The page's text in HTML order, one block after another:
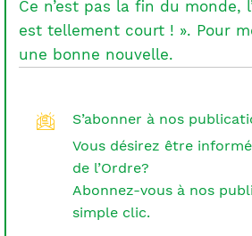
Ce n’est pas la fin du monde,
est tellement court ! ». Pour
une bonne nouvelle.
S’abonner à nos
Vous désirez être
de l’Ordre?
Abonnez-vous à nos
simple clic.